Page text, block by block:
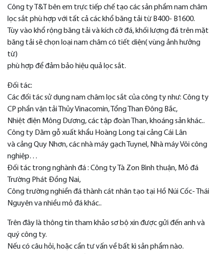
Công ty T&T bên em trực tiếp chế tạo các sản phẩm nam châm
lọc sắt phù hợp với tất cả các khổ băng tải từ B400- B1600.
Tùy vào khổ rộng băng tải và kích cỡ đá, khối lượng đá trên mặt
băng tải sẽ chọn loại nam châm có tiết diện( vùng ảnh hưởng
từ)
phù hợp để đảm bảo hiệu quả lọc sắt.
Đối tác:
Các đối tác sử dụng nam châm lọc sắt của công ty như: Công ty
CP phần vận tải Thủy Vinacomin, Tổng Than Đông Bắc,
Nhiệt điện Mông Dương, các tập đoàn Than, khoáng sản khác..
Công ty Dăm gỗ xuất khẩu Hoàng Long tại cảng Cái Lân
và cảng Quy Nhơn, các nhà máy gạch Tuynel, Nhà máy Vôi công
nghiệp…
Đối tác trong nghành đá : Công ty Tà Zon Bình thuận, Mỏ đá
Trường Phát Đồng Nai,
Công trường nghiền đá thành cát nhân tạo tại Hồ Núi Cốc- Thái
Nguyên va nhiều mỏ đá khác..
Trên đây là thông tin tham khảo sơ bộ xin được gửi đến anh và
quý công ty.
Nếu có câu hỏi, hoặc cần tư vấn về bất kì sản phẩm nào.